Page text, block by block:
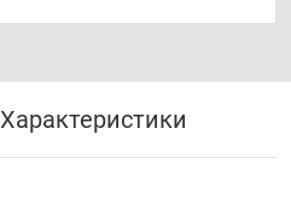
Характеристики